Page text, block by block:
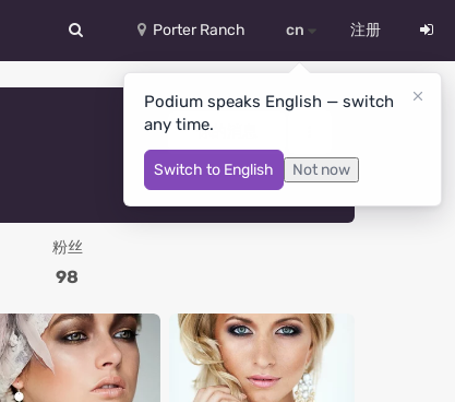
Porter Ranch cn
English
Español
Український
注册
Podium speaks English — switch
any time.
Switch to English Not now
你的消息
粉丝
98